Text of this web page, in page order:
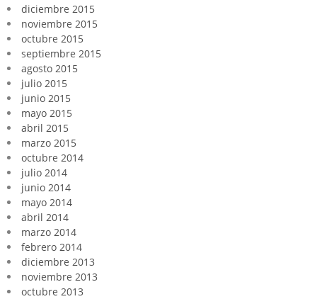
diciembre 2015
noviembre 2015
octubre 2015
septiembre 2015
agosto 2015
julio 2015
junio 2015
mayo 2015
abril 2015
marzo 2015
octubre 2014
julio 2014
junio 2014
mayo 2014
abril 2014
marzo 2014
febrero 2014
diciembre 2013
noviembre 2013
octubre 2013